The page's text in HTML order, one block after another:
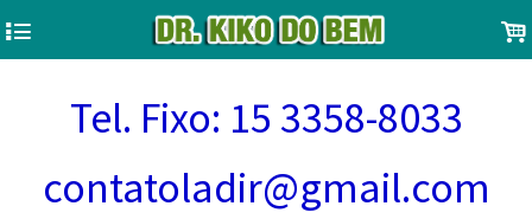
4 .
Tel. Fixo: 15 3358-8033
contatoladir@gmail.com